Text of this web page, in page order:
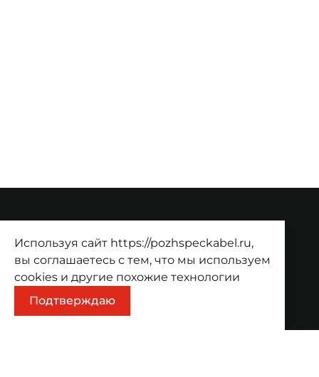
О компании Проекты Контакты
Продукция
Каталог Корзина
Используя сайт https://pozhspeckabel.ru,
вы соглашаетесь с тем, что мы используем
cookies и другие похожие технологии
Подтверждаю